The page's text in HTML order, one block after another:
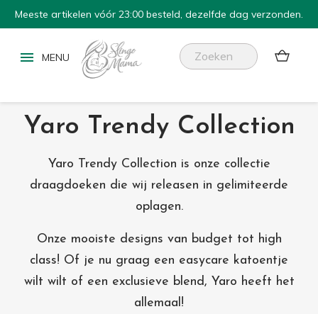
Meeste artikelen vóór 23:00 besteld, dezelfde dag verzonden.

Yaro Trendy Collection
Yaro Trendy Collection is onze collectie
draagdoeken die wij releasen in gelimiteerde
oplagen.
Onze mooiste designs van budget tot high
class! Of je nu graag een easycare katoentje
wilt wilt of een exclusieve blend, Yaro heeft het
allemaal!